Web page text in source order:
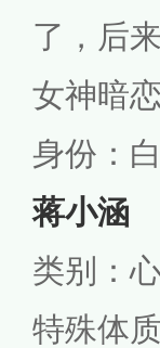
了，后
女神暗
身份：
蒋小涵
类别：
特殊体